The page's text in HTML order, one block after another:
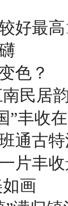
好最
色？
民居
”丰收
通古
片丰
画